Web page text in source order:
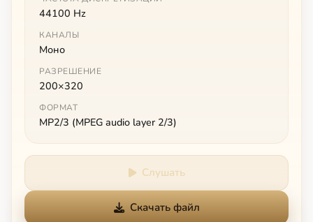
44100 Hz
КАНАЛЫ
Моно
РАЗРЕШЕНИЕ
200×320
ФОРМАТ
MP2/3 (MPEG audio layer 2/3)
Слушать
Скачать файл